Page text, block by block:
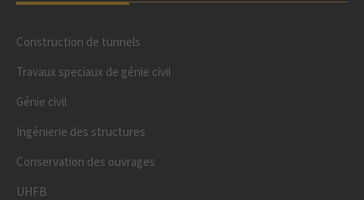
Construction de tunnels
Travaux speciaux de génie civil
Génie civil
Ingénierie des structures
Conservation des ouvrages
UHFB